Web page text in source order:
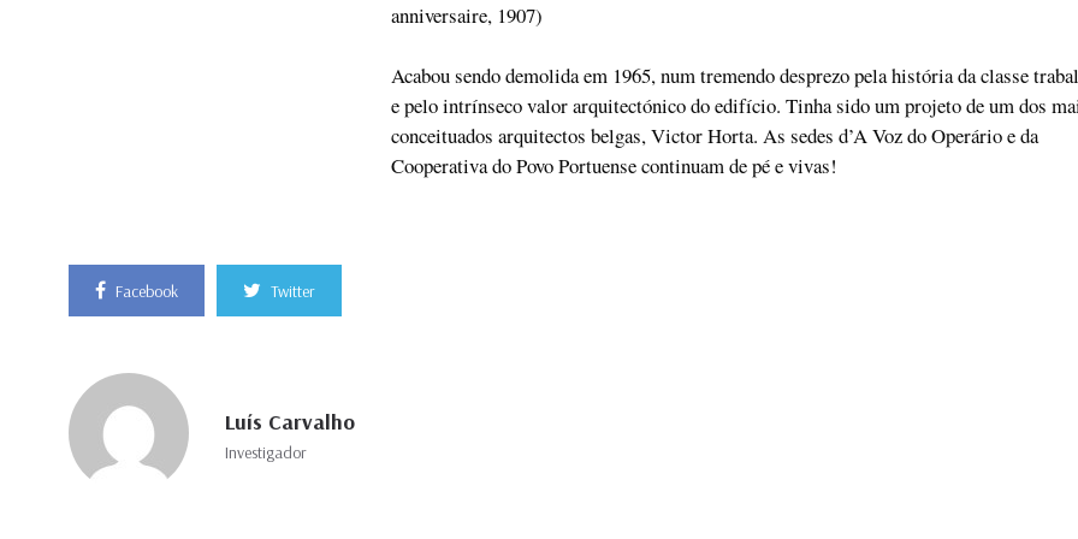
anniversaire, 1907)
Acabou sendo demolida em 1965, num tremendo desprezo pela história da classe
e pelo intrínseco valor arquitectónico do edifício. Tinha sido um projeto de um dos
conceituados arquitectos belgas, Victor Horta. As sedes d’A Voz do Operário e da
Cooperativa do Povo Portuense continuam de pé e vivas!
Facebook Twitter
Luís Carvalho
Investigador